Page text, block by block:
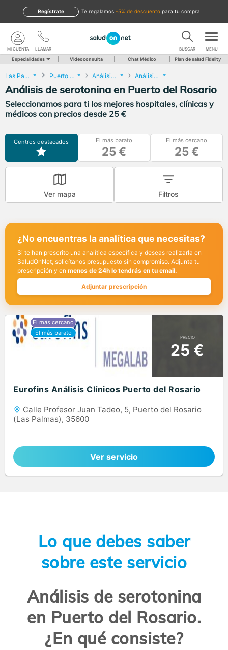
te regalamos -5% de descuento para tu compra
Regístrate
LLAMAR
MI CUENTA BUSCAR MENU
Especialidades Videoconsulta Chat Médico Plan de salud Fidelity
Las Palmas Puerto del Rosario Análisis Clínicos Análisis de serotonina
Análisis de serotonina en Puerto del Rosario
Seleccionamos para ti los mejores hospitales, clínicas y
médicos con precios desde 25 €
Centros destacados El más barato
25 €
El más cercano
25 €
Ver mapa Filtros
¿No encuentras la analítica que necesitas?
Si te han prescrito una analítica específica y deseas realizarla en
SaludOnNet, solicítanos presupuesto sin compromiso. Adjunta tu
prescripción y en menos de 24h lo tendrás en tu email.
Adjuntar prescripción
PRECIO
25 €
Eurofins Análisis Clínicos Puerto del Rosario
Calle Profesor Juan Tadeo, 5, Puerto del Rosario
(Las Palmas), 35600
Ver servicio
Lo que debes saber
sobre este servicio
Análisis de serotonina
en Puerto del Rosario.
¿En qué consiste?